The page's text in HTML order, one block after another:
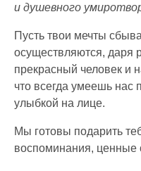
и душевного
Пусть твои мечты
осуществляются, даря
прекрасный человек и
что всегда умеешь нас
улыбкой на лице.
Мы готовы подарить
воспоминания, ценные